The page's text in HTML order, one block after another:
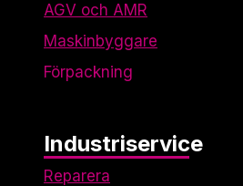
AGV och AMR
Maskinbyggare
Förpackning
Industriservice
Reparera